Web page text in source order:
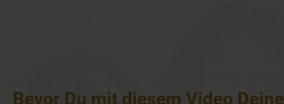
Bevor Du mit diesem Video Deine